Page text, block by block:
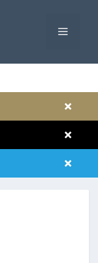
MENÜ
×
×
×